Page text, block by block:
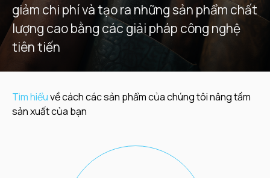
giảm chi phí và tạo ra những sản phẩm chất
lượng cao bằng các giải pháp công nghệ
tiên tiến
Tìm hiểuvề cách các sản phẩm của chúng tôi nâng tầm
sản xuất của bạn